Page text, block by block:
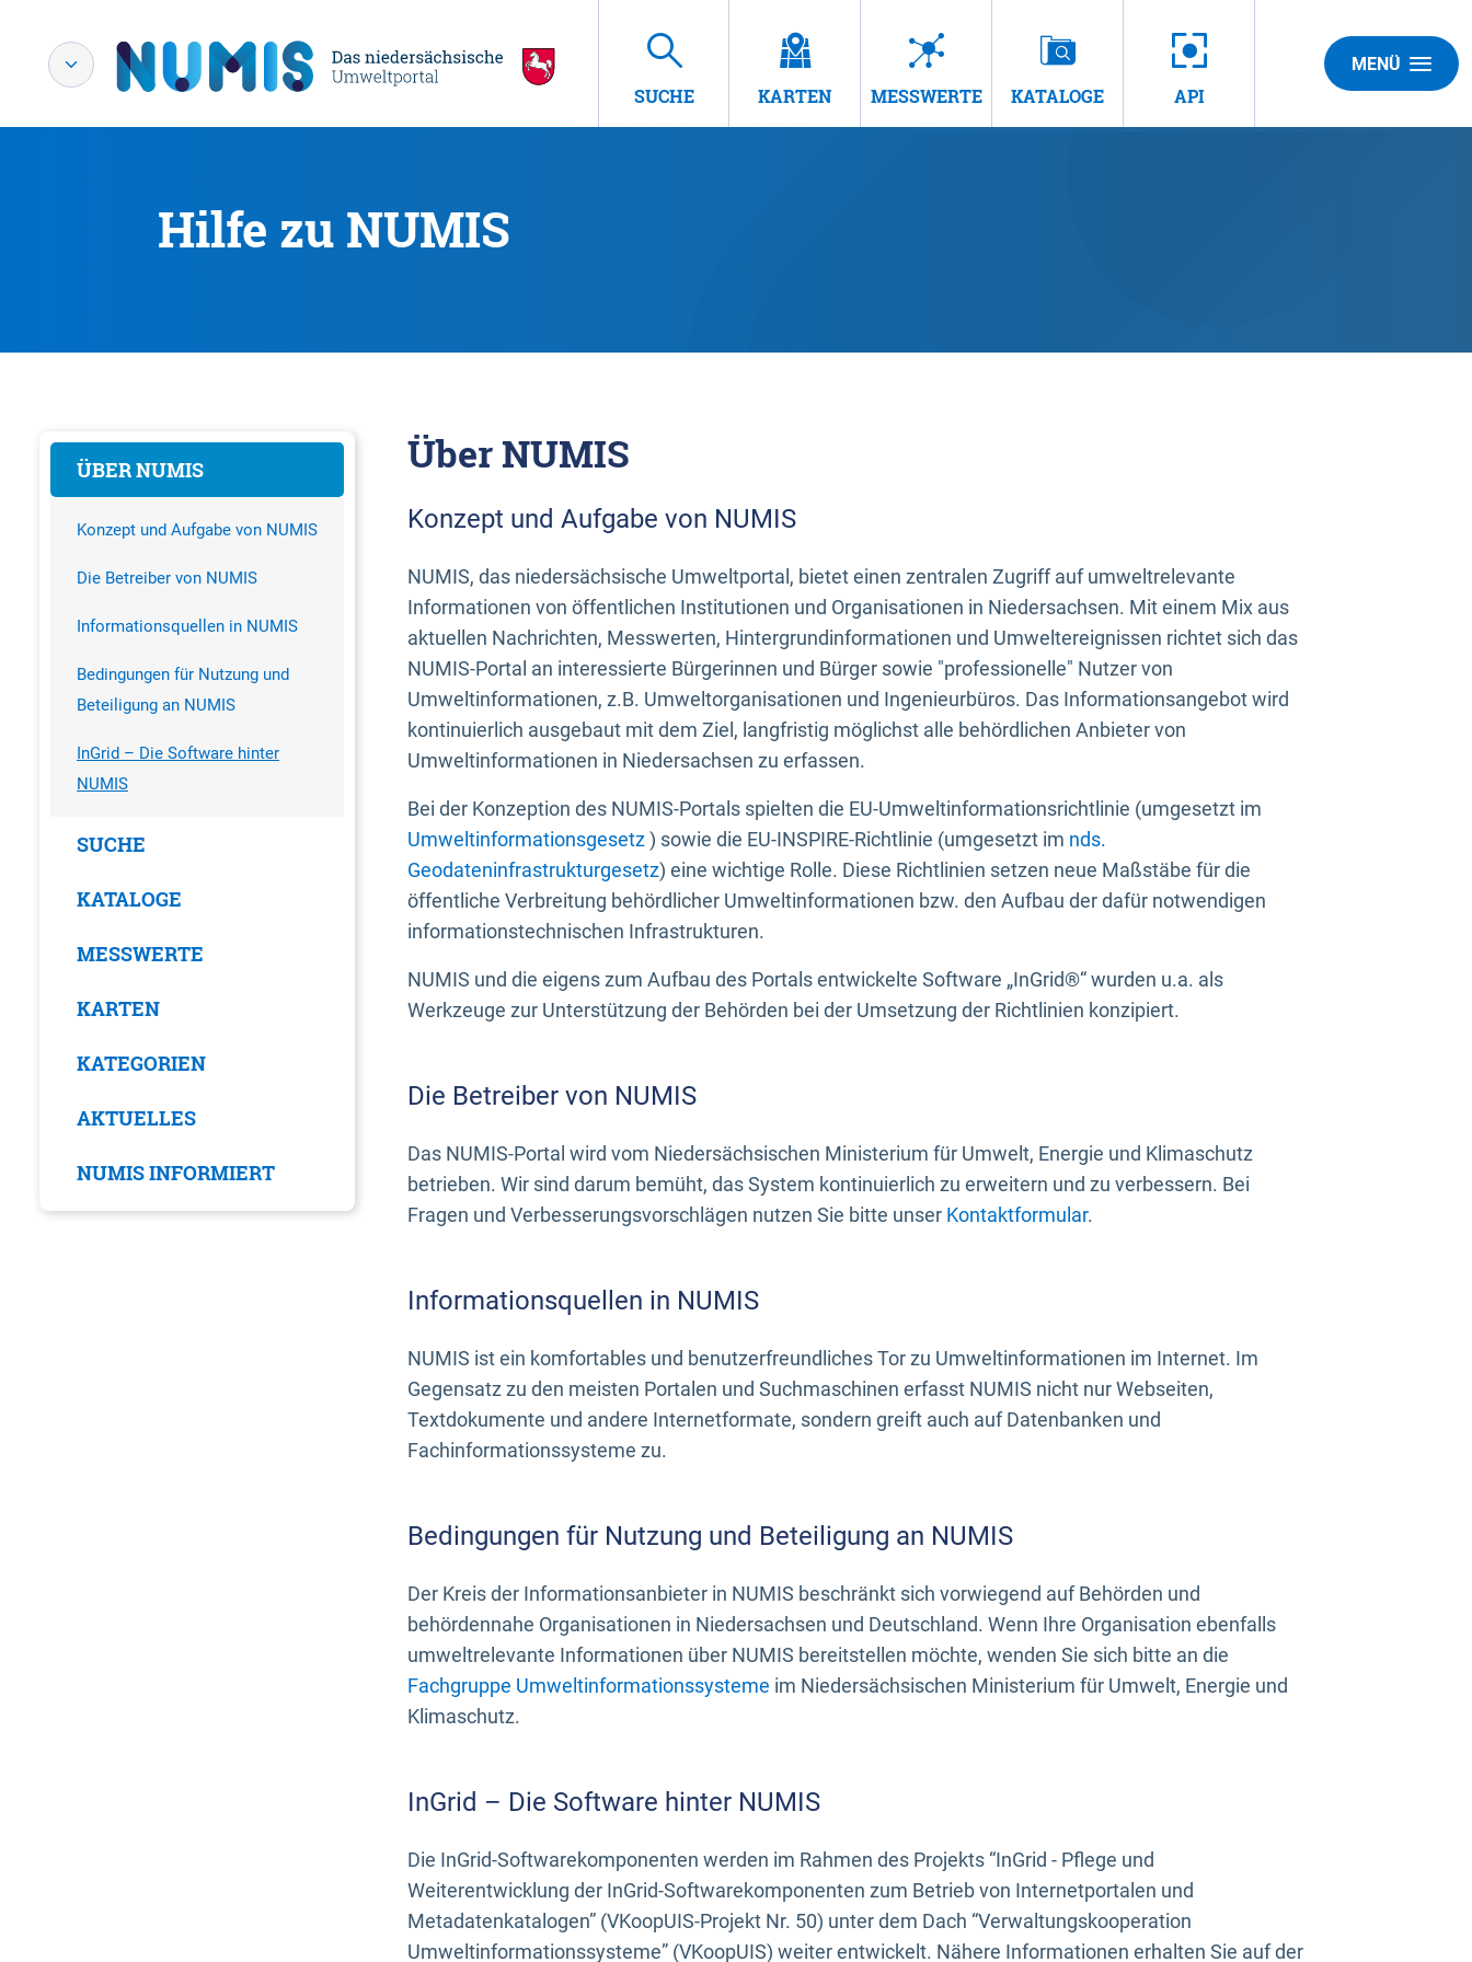
SUCHE KARTEN MESSWERTE KATALOGE API
MENÜ
Hilfe zu NUMIS
ÜBER NUMIS
Konzept und Aufgabe von NUMIS
Die Betreiber von NUMIS
Informationsquellen in NUMIS
Bedingungen für Nutzung und
Beteiligung an NUMIS
InGrid – Die Software hinter
NUMIS
SUCHE
KATALOGE
MESSWERTE
KARTEN
KATEGORIEN
AKTUELLES
NUMIS INFORMIERT
Über NUMIS
Konzept und Aufgabe von NUMIS
NUMIS, das niedersächsische Umweltportal, bietet einen zentralen Zugriff auf umweltrelevante
Informationen von öffentlichen Institutionen und Organisationen in Niedersachsen. Mit einem Mix aus
aktuellen Nachrichten, Messwerten, Hintergrundinformationen und Umweltereignissen richtet sich das
NUMIS-Portal an interessierte Bürgerinnen und Bürger sowie "professionelle" Nutzer von
Umweltinformationen, z.B. Umweltorganisationen und Ingenieurbüros. Das Informationsangebot wird
kontinuierlich ausgebaut mit dem Ziel, langfristig möglichst alle behördlichen Anbieter von
Umweltinformationen in Niedersachsen zu erfassen.
Bei der Konzeption des NUMIS-Portals spielten die EU-Umweltinformationsrichtlinie (umgesetzt im
Umweltinformationsgesetz) sowie die EU-INSPIRE-Richtlinie (umgesetzt im nds.
Geodateninfrastrukturgesetz) eine wichtige Rolle. Diese Richtlinien setzen neue Maßstäbe für die
öffentliche Verbreitung behördlicher Umweltinformationen bzw. den Aufbau der dafür notwendigen
informationstechnischen Infrastrukturen.
NUMIS und die eigens zum Aufbau des Portals entwickelte Software „InGrid®“ wurden u.a. als
Werkzeuge zur Unterstützung der Behörden bei der Umsetzung der Richtlinien konzipiert.
Die Betreiber von NUMIS
Das NUMIS-Portal wird vom Niedersächsischen Ministerium für Umwelt, Energie und Klimaschutz
betrieben. Wir sind darum bemüht, das System kontinuierlich zu erweitern und zu verbessern. Bei
Fragen und Verbesserungsvorschlägen nutzen Sie bitte unser Kontaktformular.
Informationsquellen in NUMIS
NUMIS ist ein komfortables und benutzerfreundliches Tor zu Umweltinformationen im Internet. Im
Gegensatz zu den meisten Portalen und Suchmaschinen erfasst NUMIS nicht nur Webseiten,
Textdokumente und andere Internetformate, sondern greift auch auf Datenbanken und
Fachinformationssysteme zu.
Bedingungen für Nutzung und Beteiligung an NUMIS
Der Kreis der Informationsanbieter in NUMIS beschränkt sich vorwiegend auf Behörden und
behördennahe Organisationen in Niedersachsen und Deutschland. Wenn Ihre Organisation ebenfalls
umweltrelevante Informationen über NUMIS bereitstellen möchte, wenden Sie sich bitte an die
Fachgruppe Umweltinformationssysteme im Niedersächsischen Ministerium für Umwelt, Energie und
Klimaschutz.
InGrid – Die Software hinter NUMIS
Die InGrid-Softwarekomponenten werden im Rahmen des Projekts “InGrid - Pflege und
Weiterentwicklung der InGrid-Softwarekomponenten zum Betrieb von Internetportalen und
Metadatenkatalogen” (VKoopUIS-Projekt Nr. 50) unter dem Dach “Verwaltungskooperation
Umweltinformationssysteme” (VKoopUIS) weiter entwickelt. Nähere Informationen erhalten Sie auf der